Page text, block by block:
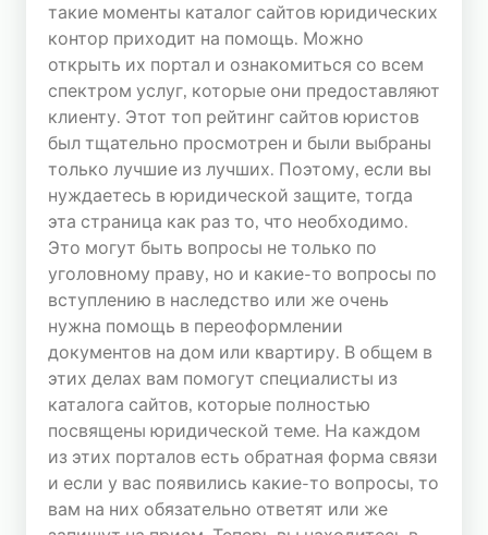
Авторизация
ТОПА
Сегодня
Хостов: 807764
Хитов: 3980866
Вчера
Хостов: 1206367
Хитов: 5873201
такие моменты каталог сайтов юридических
контор приходит на помощь. Можно
открыть их портал и ознакомиться со всем
спектром услуг, которые они предоставляют
клиенту. Этот топ рейтинг сайтов юристов
был тщательно просмотрен и были выбраны
только лучшие из лучших. Поэтому, если вы
нуждаетесь в юридической защите, тогда
эта страница как раз то, что необходимо.
Это могут быть вопросы не только по
уголовному праву, но и какие-то вопросы по
вступлению в наследство или же очень
нужна помощь в переоформлении
документов на дом или квартиру. В общем в
этих делах вам помогут специалисты из
каталога сайтов, которые полностью
посвящены юридической теме. На каждом
из этих порталов есть обратная форма связи
и если у вас появились какие-то вопросы, то
вам на них обязательно ответят или же